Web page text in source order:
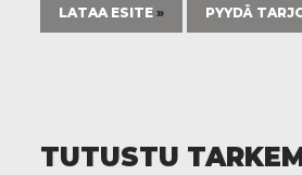
LATAA ESITE PYYDÄ
TUTUSTU